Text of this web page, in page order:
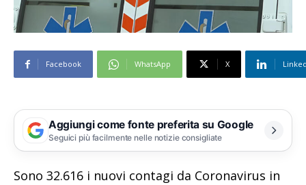
Facebook WhatsApp X
Aggiungi come fonte preferita su Google
Seguici più facilmente nelle notizie consigliate
Sono 32.616 i nuovi contagi da Coronavirus in